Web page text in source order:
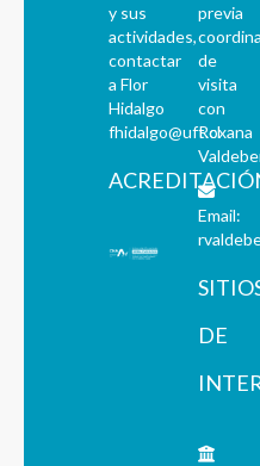
y sus
actividades,
contactar
a Flor
Hidalgo
fhidalgo@uft.cl
previa
de
visita
con
Roxana
Email:
DE